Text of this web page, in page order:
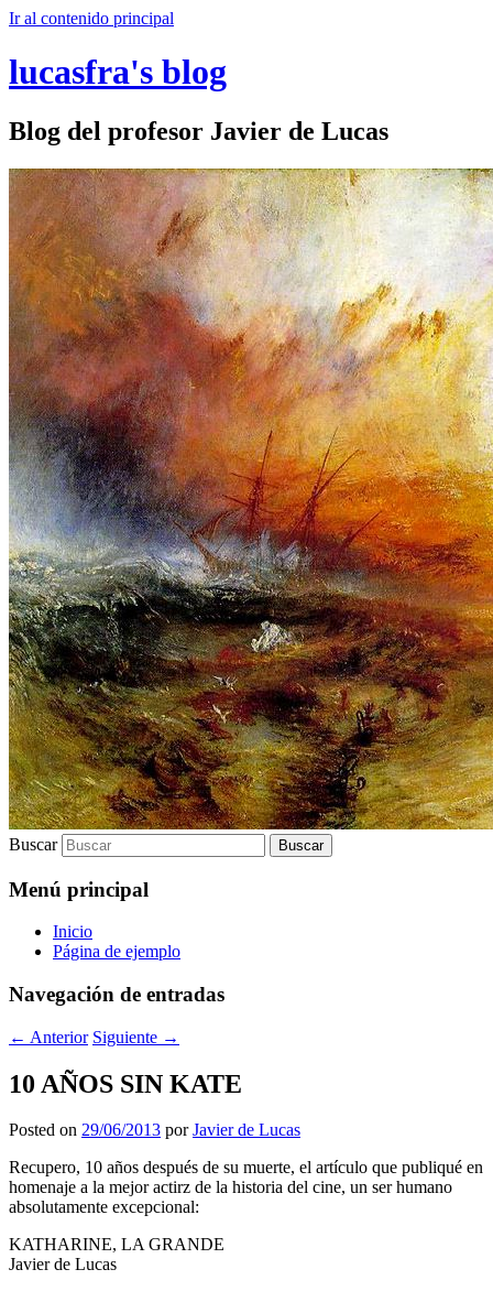
Ir al contenido principal
lucasfra's blog
Blog del profesor Javier de Lucas
Buscar
Menú principal
Inicio
Página de ejemplo
Navegación de entradas
← Anterior Siguiente →
10 AÑOS SIN KATE
Posted on 29/06/2013 porJavier de Lucas
Recupero, 10 años después de su muerte, el artículo que publiqué en
homenaje a la mejor actirz de la historia del cine, un ser humano
absolutamente excepcional:
KATHARINE, LA GRANDE
Javier de Lucas